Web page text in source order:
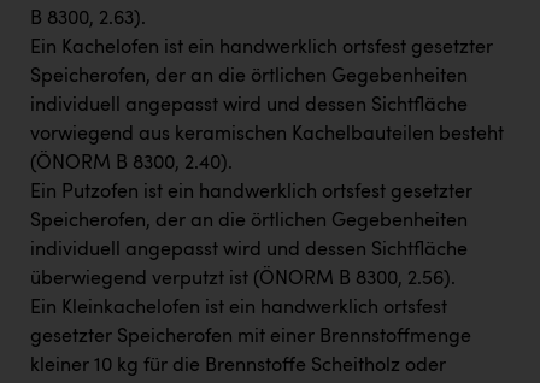
B 8300, 2.63).
Ein Kachelofen ist ein handwerklich ortsfest gesetzter
Speicherofen, der an die örtlichen Gegebenheiten
individuell angepasst wird und dessen Sichtfläche
vorwiegend aus keramischen Kachelbauteilen besteht
(ÖNORM B 8300, 2.40).
Ein Putzofen ist ein handwerklich ortsfest gesetzter
Speicherofen, der an die örtlichen Gegebenheiten
individuell angepasst wird und dessen Sichtfläche
überwiegend verputzt ist (ÖNORM B 8300, 2.56).
Ein Kleinkachelofen ist ein handwerklich ortsfest
gesetzter Speicherofen mit einer Brennstoffmenge
kleiner 10 kg für die Brennstoffe Scheitholz oder